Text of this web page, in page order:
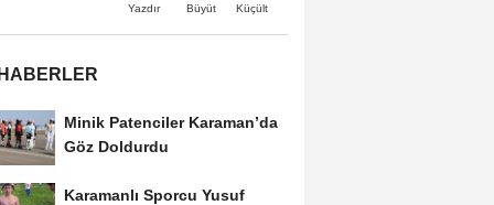
Yazdır Büyüt Küçült
Minik Patenciler Karaman’da
Göz Doldurdu
Karamanlı Sporcu Yusuf